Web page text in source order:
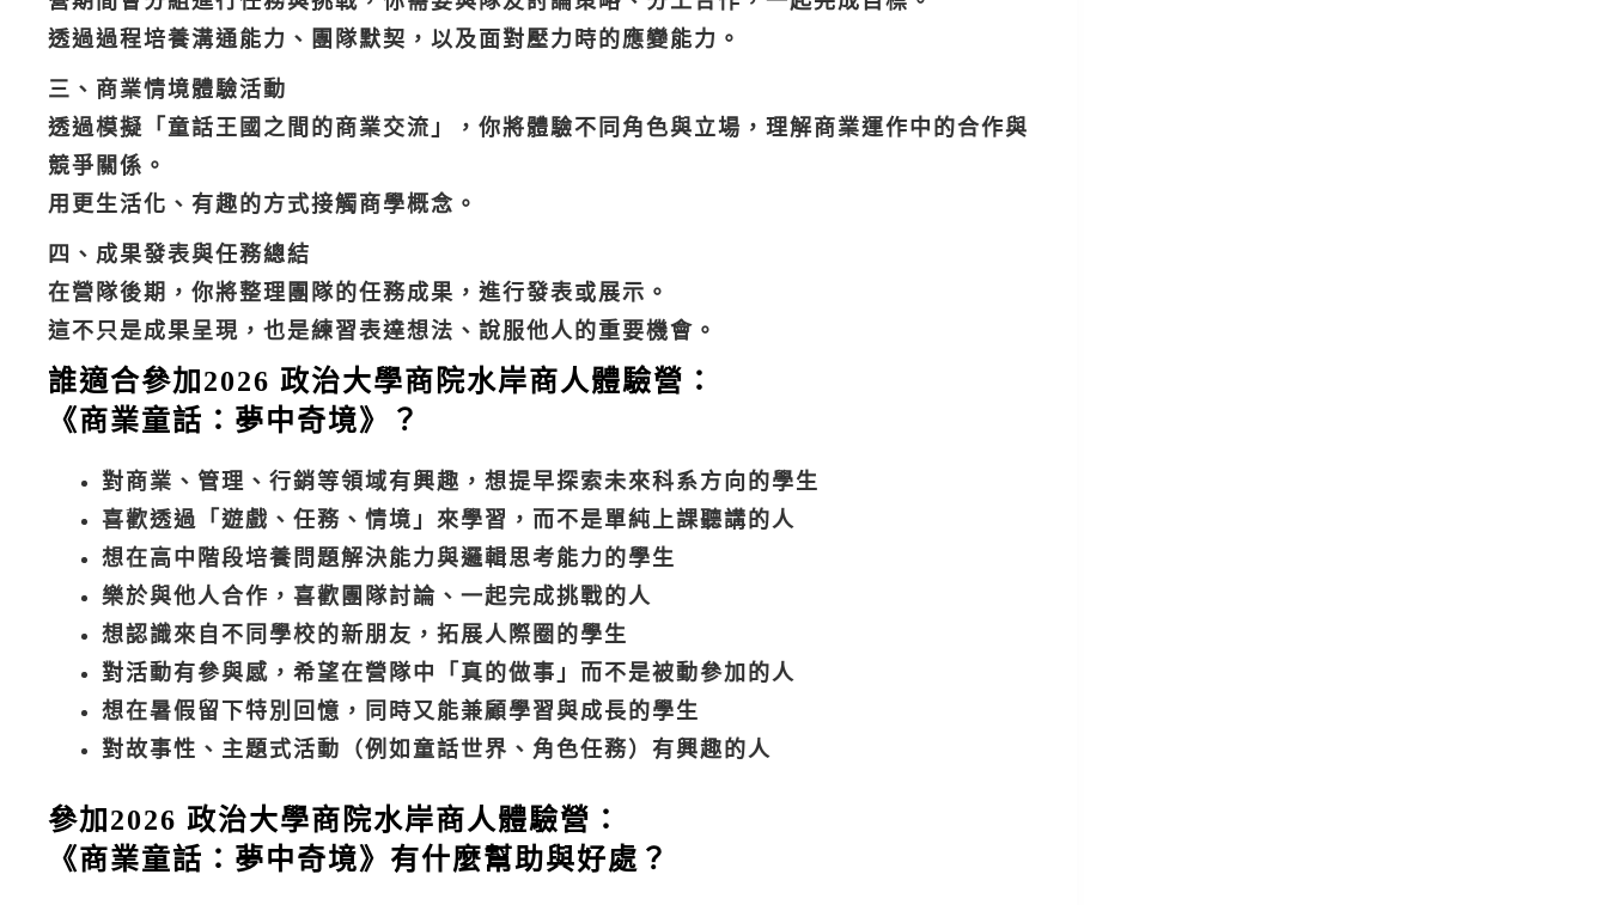
透過過程培養溝通能力、團隊默契，以及面對壓力時的應變能力。
三、商業情境體驗活動
透過模擬「童話王國之間的商業交流」，你將體驗不同角色與立場，理解商業運作中的合作與
競爭關係。
用更生活化、有趣的方式接觸商學概念。
四、成果發表與任務總結
在營隊後期，你將整理團隊的任務成果，進行發表或展示。
這不只是成果呈現，也是練習表達想法、說服他人的重要機會。
誰適合參加2026 政治大學商院水岸商人體驗營：
《商業童話：夢中奇境》？
對商業、管理、行銷等領域有興趣，想提早探索未來科系方向的學生
喜歡透過「遊戲、任務、情境」來學習，而不是單純上課聽講的人
想在高中階段培養問題解決能力與邏輯思考能力的學生
樂於與他人合作，喜歡團隊討論、一起完成挑戰的人
想認識來自不同學校的新朋友，拓展人際圈的學生
對活動有參與感，希望在營隊中「真的做事」而不是被動參加的人
想在暑假留下特別回憶，同時又能兼顧學習與成長的學生
對故事性、主題式活動（例如童話世界、角色任務）有興趣的人
參加2026 政治大學商院水岸商人體驗營：
《商業童話：夢中奇境》有什麼幫助與好處？